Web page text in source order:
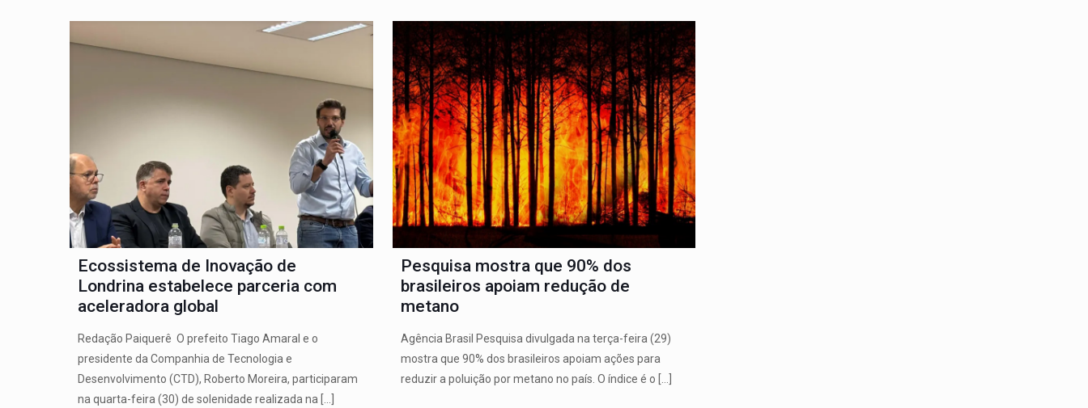
Ecossistema de Inovação de
Londrina estabelece parceria com
aceleradora global
Redação Paiquerê O prefeito Tiago Amaral e o
presidente da Companhia de Tecnologia e
Desenvolvimento (CTD), Roberto Moreira, participaram
na quarta-feira (30) de solenidade realizada na
Pesquisa mostra que 90% dos
brasileiros apoiam redução de
metano
Agência Brasil Pesquisa divulgada na terça-feira (29)
mostra que 90% dos brasileiros apoiam ações para
reduzir a poluição por metano no país. O índice é o